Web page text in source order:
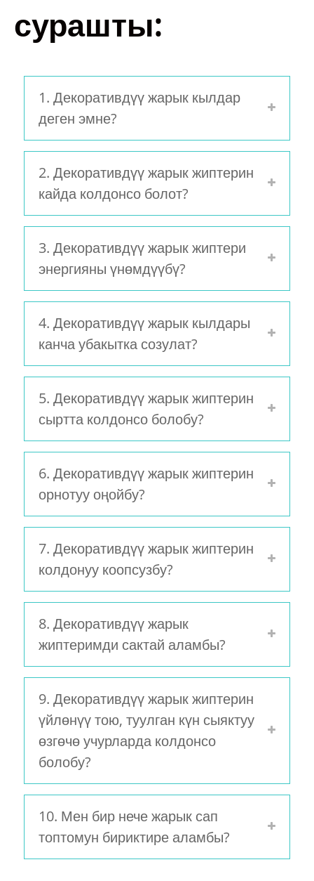
сурашты:
1. Декоративдүү жарык кылдар
деген эмне?
2. Декоративдүү жарык жиптерин
кайда колдонсо болот?
3. Декоративдүү жарык жиптери
энергияны үнөмдүүбү?
4. Декоративдүү жарык кылдары
канча убакытка созулат?
5. Декоративдүү жарык жиптерин
сыртта колдонсо болобу?
6. Декоративдүү жарык жиптерин
орнотуу оңойбу?
7. Декоративдүү жарык жиптерин
колдонуу коопсузбу?
8. Декоративдүү жарык
жиптеримди сактай аламбы?
9. Декоративдүү жарык жиптерин
үйлөнүү тою, туулган күн сыяктуу
өзгөчө учурларда колдонсо
болобу?
10. Мен бир нече жарык сап
топтомун бириктире аламбы?